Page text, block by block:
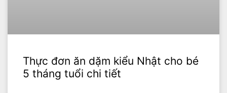
Thực đơn ăn dặm kiểu Nhật cho bé
5 tháng tuổi chi tiết